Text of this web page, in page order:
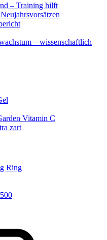
– Training hilft
– wissenschaftlich
Vitamin C
zart
Ring